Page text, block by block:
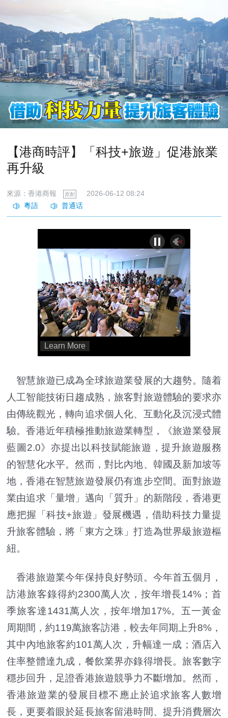
【港商時評】「科技+旅遊」促港旅業
再升級
來源：香港商報 原創 2026-06-12 08:24
智慧旅遊已成為全球旅遊業發展的大趨勢。隨着
人工智能技術日趨成熟，旅客對旅遊體驗的要求亦
由傳統觀光，轉向追求個人化、互動化及沉浸式體
驗。香港近年積極推動旅遊業轉型，《旅遊業發展
藍圖2.0》亦提出以科技賦能旅遊，提升旅遊服務
的智慧化水平。然而，對比內地、韓國及新加坡等
地，香港在智慧旅遊發展仍有進步空間。面對旅遊
業由追求「量增」邁向「質升」的新階段，香港更
應把握「科技+旅遊」發展機遇，借助科技力量提
升旅客體驗，將「東方之珠」打造為世界級旅遊樞
紐。
香港旅遊業今年保持良好勢頭。今年首五個月，
訪港旅客錄得約2300萬人次，按年增長14%；首
季旅客達1431萬人次，按年增加17%。五一黃金
周期間，約119萬旅客訪港，較去年同期上升8%，
其中內地旅客約101萬人次，升幅達一成；酒店入
住率整體達九成，餐飲業界亦錄得增長。旅客數字
穩步回升，足證香港旅遊競爭力不斷增加。然而，
香港旅遊業的發展目標不應止於追求旅客人數增
長，更要着眼於延長旅客留港時間、提升消費層次